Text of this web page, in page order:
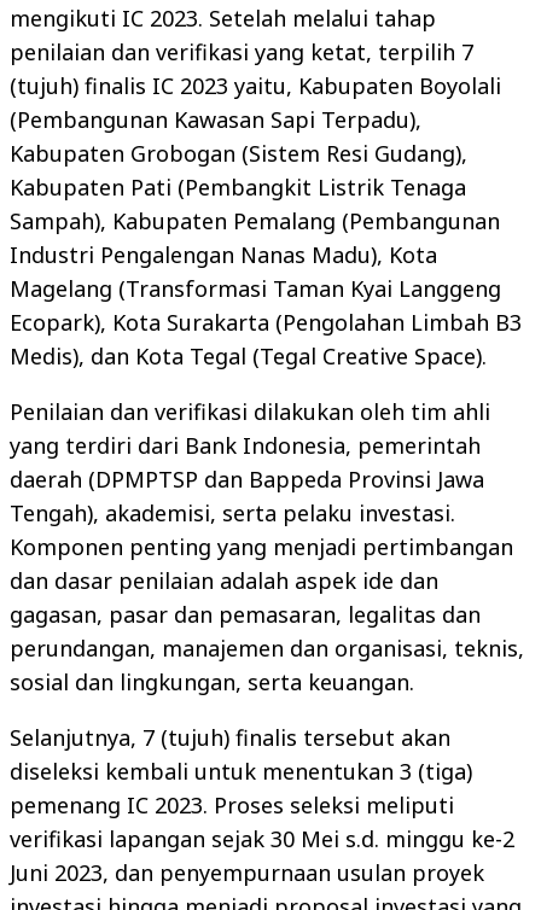
mengikuti IC 2023. Setelah melalui tahap
penilaian dan verifikasi yang ketat, terpilih 7
(tujuh) finalis IC 2023 yaitu, Kabupaten Boyolali
(Pembangunan Kawasan Sapi Terpadu),
Kabupaten Grobogan (Sistem Resi Gudang),
Kabupaten Pati (Pembangkit Listrik Tenaga
Sampah), Kabupaten Pemalang (Pembangunan
Industri Pengalengan Nanas Madu), Kota
Magelang (Transformasi Taman Kyai Langgeng
Ecopark), Kota Surakarta (Pengolahan Limbah B3
Medis), dan Kota Tegal (Tegal Creative Space).
Penilaian dan verifikasi dilakukan oleh tim ahli
yang terdiri dari Bank Indonesia, pemerintah
daerah (DPMPTSP dan Bappeda Provinsi Jawa
Tengah), akademisi, serta pelaku investasi.
Komponen penting yang menjadi pertimbangan
dan dasar penilaian adalah aspek ide dan
gagasan, pasar dan pemasaran, legalitas dan
perundangan, manajemen dan organisasi, teknis,
sosial dan lingkungan, serta keuangan.
Selanjutnya, 7 (tujuh) finalis tersebut akan
diseleksi kembali untuk menentukan 3 (tiga)
pemenang IC 2023. Proses seleksi meliputi
verifikasi lapangan sejak 30 Mei s.d. minggu ke-2
Juni 2023, dan penyempurnaan usulan proyek